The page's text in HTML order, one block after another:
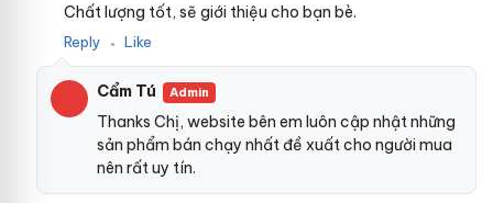
Chất lượng tốt, sẽ giới thiệu cho bạn bè.
Reply ● Like
Cẩm Tú Admin
Thanks Chị, website bên em luôn cập nhật những
sản phẩm bán chạy nhất đề xuất cho người mua
nên rất uy tín.